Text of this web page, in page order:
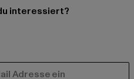
interessiert?